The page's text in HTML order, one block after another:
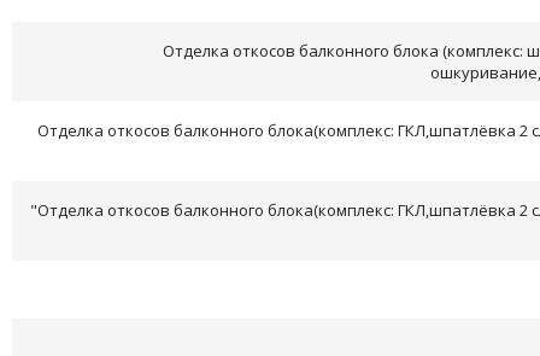
Отделка откосов балконного блока (комплекс:
Отделка откосов балконного блока(комплекс: ГКЛ,шпатлёвка 2
"Отделка откосов балконного блока(комплекс: ГКЛ,шпатлёвка 2